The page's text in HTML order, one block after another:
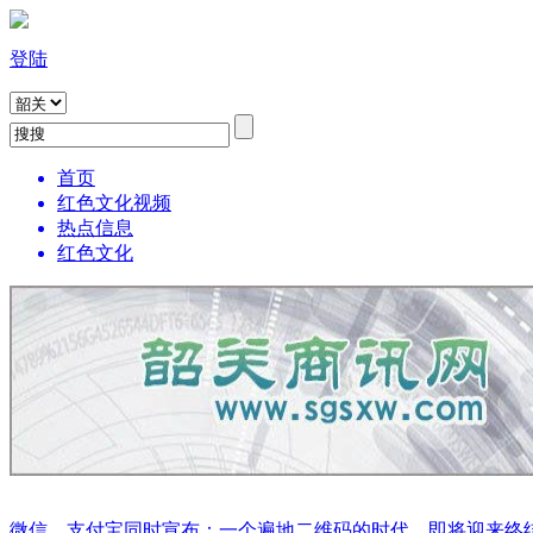
登陆
首页
红色文化视频
热点信息
红色文化